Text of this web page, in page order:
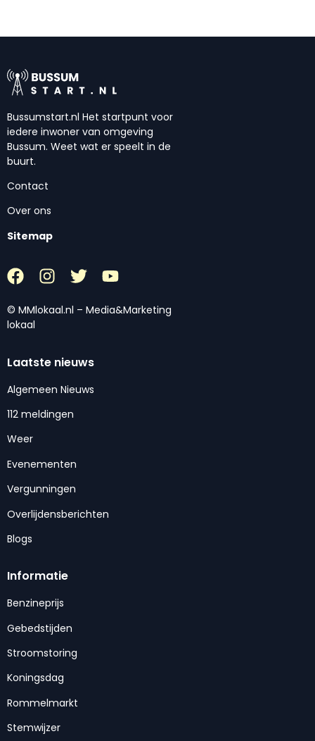
Bussumstart.nl Het startpunt voor
iedere inwoner van omgeving
Bussum. Weet wat er speelt in de
buurt.
Contact
Over ons
Sitemap
© MMlokaal.nl – Media&Marketing
lokaal
Laatste nieuws
Algemeen Nieuws
112 meldingen
Weer
Evenementen
Vergunningen
Overlijdensberichten
Blogs
Informatie
Benzineprijs
Gebedstijden
Stroomstoring
Koningsdag
Rommelmarkt
Stemwijzer